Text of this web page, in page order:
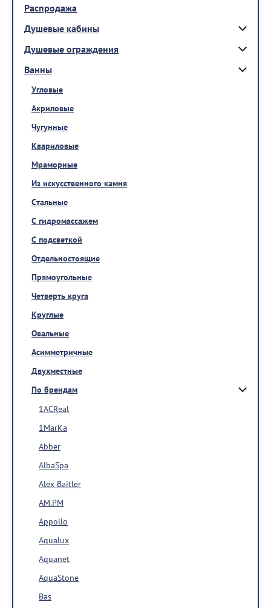
Распродажа
Душевые кабины
Душевые ограждения
Ванны
Угловые
Акриловые
Чугунные
Квариловые
Мраморные
Из искусственного камня
Стальные
С гидромассажем
С подсветкой
Отдельностоящие
Прямоугольные
Четверть круга
Круглые
Овальные
Асимметричные
Двухместные
По брендам
1ACReal
1MarKa
Abber
AlbaSpa
Alex Baitler
AM.PM
Appollo
Aqualux
Aquanet
AquaStone
Bas